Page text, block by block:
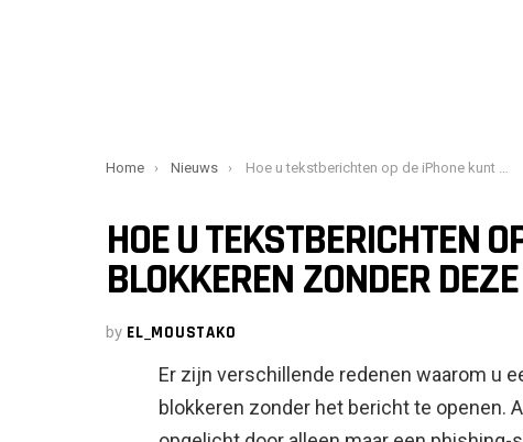
You are here:
Home Nieuws Hoe u tekstberichten op de iPhone kunt blokkeren zonder deze te openen
HOE U TEKSTBERICHTEN
BLOKKEREN ZONDER
by EL_MOUSTAKO
Er zijn verschillende redenen waarom u
blokkeren zonder het bericht te openen.